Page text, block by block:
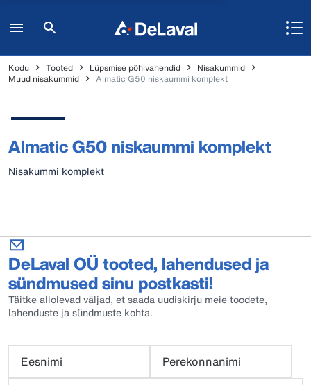
Kodu Tooted Lüpsmise põhivahendid
Nisakummid
Muud nisakummid
Almatic G50 niskaummi komplekt
Almatic G50 niskaummi komplekt
Nisakummi komplekt
DeLaval OÜ tooted, lahendused ja
sündmused sinu postkasti!
Täitke allolevad väljad, et saada uudiskirju meie toodete,
lahenduste ja sündmuste kohta.
Eesnimi
Perekonnanimi